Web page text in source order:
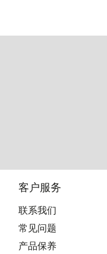
客户服务
联系我们
常见问题
产品保养